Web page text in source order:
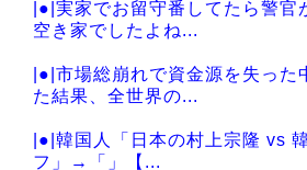
|●|実家でお留守番してたら警官
空き家でしたよね...
|●|市場総崩れで資金源を失った
た結果、全世界の...
|●|韓国人「日本の村上宗隆 vs
フ」→「」【...